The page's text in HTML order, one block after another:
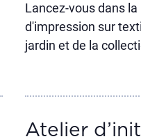
Lancez-vous dans
d'impression sur
jardin et de la
Atelier